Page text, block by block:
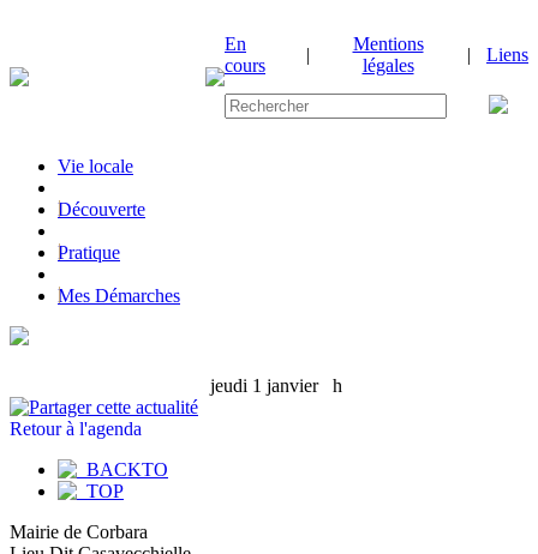
En
cours
|
Mentions
légales
| Liens
Vie locale
|Découverte
|Pratique
|Mes Démarches
jeudi 1 janvierh
Retour à l'agenda
Mairie de Corbara